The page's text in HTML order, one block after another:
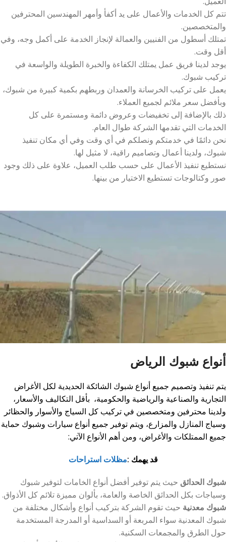
تتم كل الخدمات والأعمال على يد أكفأ وأمهر المهندسين المحترفين
والمتخصصين.
تمتلك أسطول من الفنيين والعمالة لإنجاز الخدمة على أكمل وجه، وفي
أقل وقت.
يوجد لدينا فريق عمل يمتلك الكفاءة والخبرة الطويلة والواسعة في
تركيب شبوك.
يعمل على تركيب الخرسانة والعمدان وربطهم بكمية كبيرة من شبوك،
وبأفضل سعر ملائم لجميع العملاء.
ذلك بالإضافة إلى تخفيضات وعروض دائمة ومستمرة على كل
الخدمات التي تقدمها الشركة طوال العام.
نحن دائمًا في خدمتكم ونصلكم في أي وقت وفي أي مكان تنفيذ
شبوك، ولدينا أعمال وتصاميم راقية، لا مثيل لها.
نستطيع تنفيذ الأعمال على حسب طلب العميل، علاوة على ذلك وجود
صور وكتالوجات تستطيع الاختيار من بينها.
أنواع شبوك الرياض
يتم تنفيذ وتصميم جميع أنواع شبوك الشائكة الحديدية لكل الأغراض
التجارية والصناعية والرياضية والحكومية، بأقل التكاليف والأسعار،
ولدينا محترفين ومتخصصين في تركيب كل السياج والأسوار والحظائر
وسياج المنازل والمزارع، ويتم توفير جميع أنواع سيارات وشبوك حماية
جميع الممتلكات والأغراض، ومن أهم الأنواع الآتي:
قد يهمك :مظلات استراحات
شبوك الحدائق حيث يتم توفير أفضل أنواع الخامات لتوفير شبوك
وسياجات بكل الحدائق الخاصة والعامة، بألوان مميزة تلائم كل الأذواق.
شبوك معدنية حيث تقوم الشركة بتركيب أنواع وأشكال مختلفة من
شبوك المعدنية سواء المربعة أو السداسية أو المدرجة المستخدمة
حول الطرق والمجمعات السكنية.